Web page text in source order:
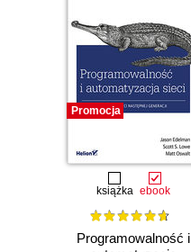
Promocja
książka ebook
Programowalność i